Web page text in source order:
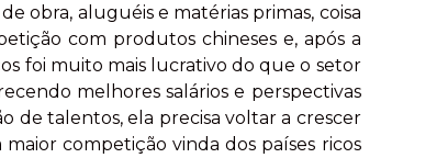
obra, aluguéis e matérias primas, coisa
com produtos chineses e, após a
foi muito mais lucrativo do que o setor
melhores salários e perspectivas
de talentos, ela precisa voltar a crescer
competição vinda dos países ricos